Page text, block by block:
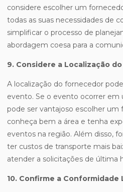
considere escolher um
todas as suas necessidades de
simplificar o processo de
abordagem coesa para a
9. Considere a Localização
A localização do fornecedor
evento. Se o evento ocorrer em
pode ser vantajoso escolher um
conheça bem a área e tenha
eventos na região. Além disso,
ter custos de transporte mais
atender a solicitações de última
10. Confirme a Conformidade